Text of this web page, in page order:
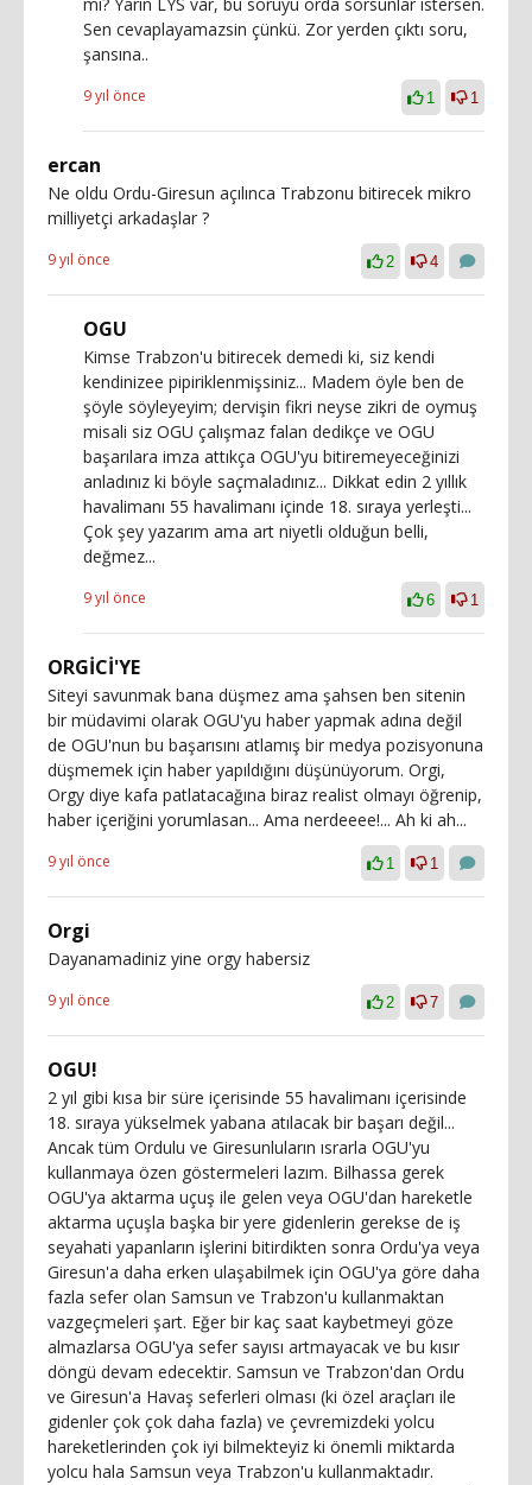
Sen cevaplayamazsin çünkü. Zor yerden çıktı soru,
şansına..
9 yıl önce 1 1
ercan
Ne oldu Ordu-Giresun açılınca Trabzonu bitirecek mikro
milliyetçi arkadaşlar ?
9 yıl önce 2 4
OGU
Kimse Trabzon'u bitirecek demedi ki, siz kendi
kendinizee pipiriklenmişsiniz... Madem öyle ben de
şöyle söyleyeyim; dervişin fikri neyse zikri de oymuş
misali siz OGU çalışmaz falan dedikçe ve OGU
başarılara imza attıkça OGU'yu bitiremeyeceğinizi
anladınız ki böyle saçmaladınız... Dikkat edin 2 yıllık
havalimanı 55 havalimanı içinde 18. sıraya yerleşti...
Çok şey yazarım ama art niyetli olduğun belli,
değmez...
9 yıl önce 6 1
ORGİCİ'YE
Siteyi savunmak bana düşmez ama şahsen ben sitenin
bir müdavimi olarak OGU'yu haber yapmak adına değil
de OGU'nun bu başarısını atlamış bir medya pozisyonuna
düşmemek için haber yapıldığını düşünüyorum. Orgi,
Orgy diye kafa patlatacağına biraz realist olmayı öğrenip,
haber içeriğini yorumlasan... Ama nerdeeee!... Ah ki ah...
9 yıl önce 1 1
Orgi
Dayanamadiniz yine orgy habersiz
9 yıl önce 2 7
OGU!
2 yıl gibi kısa bir süre içerisinde 55 havalimanı içerisinde
18. sıraya yükselmek yabana atılacak bir başarı değil...
Ancak tüm Ordulu ve Giresunluların ısrarla OGU'yu
kullanmaya özen göstermeleri lazım. Bilhassa gerek
OGU'ya aktarma uçuş ile gelen veya OGU'dan hareketle
aktarma uçuşla başka bir yere gidenlerin gerekse de iş
seyahati yapanların işlerini bitirdikten sonra Ordu'ya veya
Giresun'a daha erken ulaşabilmek için OGU'ya göre daha
fazla sefer olan Samsun ve Trabzon'u kullanmaktan
vazgeçmeleri şart. Eğer bir kaç saat kaybetmeyi göze
almazlarsa OGU'ya sefer sayısı artmayacak ve bu kısır
döngü devam edecektir. Samsun ve Trabzon'dan Ordu
ve Giresun'a Havaş seferleri olması (ki özel araçları ile
gidenler çok çok daha fazla) ve çevremizdeki yolcu
hareketlerinden çok iyi bilmekteyiz ki önemli miktarda
yolcu hala Samsun veya Trabzon'u kullanmaktadır.